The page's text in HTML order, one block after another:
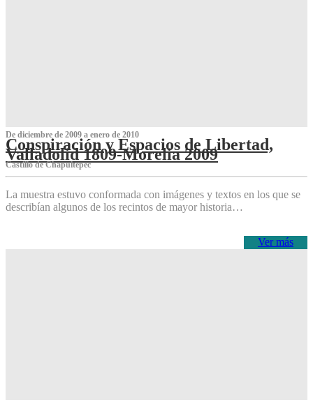
De diciembre de 2009 a enero de 2010
Conspiración y Espacios de Libertad,
Valladolid 1809-Morelia 2009
Castillo de Chapultepec
La muestra estuvo conformada con imágenes y textos en los que se
describían algunos de los recintos de mayor historia…
Ver más